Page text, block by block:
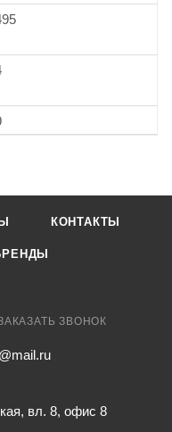
КОНТАКТЫ
ЗВОНОК
вл. 8, офис 8